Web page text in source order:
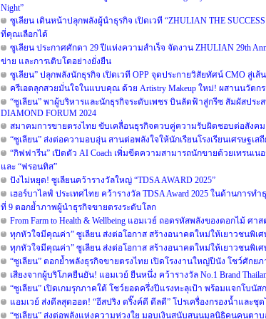
Night”
ซูเลียน เดินหน้าปลุกพลังผู้นำธุรกิจ เปิดเวที “ZHULIAN THE
ที่คุณเลือกได้
ซูเลียน ประกาศศักดา 29 ปีแห่งความสำเร็จ จัดงาน ZHULIAN 29th
ข่าย และการเติบโตอย่างยั่งยืน
ซูเลียน” ปลุกพลังนักธุรกิจ เปิดเวที OPP จุดประกายวิสัยทัศน์ CMO สู่เส้
ครีเอตลุกสวยมั่นใจในแบบคุณ ด้วย Artistry Makeup ใหม่! ผสานนวัต
“ซูเลียน” พาผู้บริหารและนักธุรกิจระดับเพชร บินลัดฟ้าสู่กรีซ สัมผัสปร
DIAMOND FORUM 2024
สมาคมการขายตรงไทย ขับเคลื่อนธุรกิจควบคู่ความรับผิดชอบต่อสังค
“ซูเลียน” ส่งต่อความอบอุ่น สานต่อพลังใจให้นักเรียนโรงเรียนเศรษฐเสถี
“กิฟฟารีน” เปิดตัว AI Coach เพิ่มขีดความสามารถนักขายด้วยเทรนเ
และ “ฟรอนทิส”
ปังไม่หยุด! ซูเลียนคว้ารางวัลใหญ่ “TDSA AWARD 2025”
เฮอร์บาไลฟ์ ประเทศไทย คว้ารางวัล TDSA Award 2025 ในด้านการ
ที่ 9 ตอกย้ำภาพผู้นำธุรกิจขายตรงระดับโลก
From Farm to Health & Wellbeing แอมเวย์ ถอดรหัสพลังของดอกไม้
ทุกหัวใจมีคุณค่า” ซูเลียน ส่งต่อโอกาส สร้างอนาคตใหม่ให้เยาวชนพิเ
ทุกหัวใจมีคุณค่า” ซูเลียน ส่งต่อโอกาส สร้างอนาคตใหม่ให้เยาวชนพิเ
“ซูเลียน” ตอกย้ำพลังธุรกิจขายตรงไทย เปิดโรงงานใหญ่ปีนัง โชว์ศักย
เสียงจากผู้บริโภคยืนยัน! แอมเวย์ ยืนหนึ่ง คว้ารางวัล No.1 Brand
“ซูเลียน” เปิดเกมรุกภาคใต้ โชว์ยอดครึ่งปีแรงทะลุเป้า พร้อมแจกโบนัส
แอมเวย์ ส่งดีลสุดฮอต! “อีสปริง ดริ๊งค์ดี ดีลดี” โปรเครื่องกรองน้ำและชุ
“ซูเลียน” ส่งต่อพลังแห่งความห่วงใย มอบเงินสนับสนุนมูลนิธิคนคนตา